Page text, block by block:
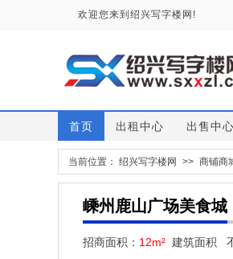
欢迎您来到绍兴写字楼网!
首页 出租中心 出售中心
当前位置： 绍兴写字楼网 >> 商铺商
嵊州鹿山广场美食城
招商面积： 12m² 建筑面积